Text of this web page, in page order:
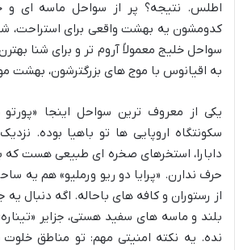
اطلس. نتیجه؟ پر از سواحل ماسه ای
کدومشون یه بهشت واقعی برای استراحت،
سواحل خلیج معمولاً آروم تر و برای شنا
به اقیانوس با موج های بزرگترشون، بهشت
یکی از معروف ترین سواحل اینجا «پورتو
سکونتگاه اروپایی ها تو باهیا بوده.
دابارا، استخرهای صخره ای طبیعی هست که
حرف ندارن. «پرایا دو ریو ورملیو» هم یه
از رستوران و کافه های باحاله. اگه دنبال
بلند و ماسه های سفید هستی، جزایر
نده. یه نکته امنیتی مهم: تو مناطق